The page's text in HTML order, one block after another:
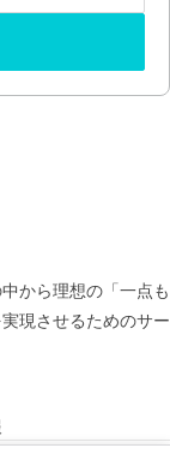
から理想の「一点も
現させるためのサー